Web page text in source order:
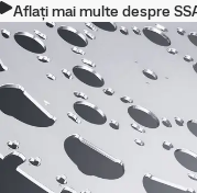
Aflați mai multe despre